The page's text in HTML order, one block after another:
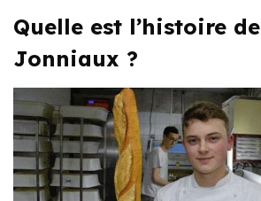
Quelle est l’histoire
Jonniaux ?